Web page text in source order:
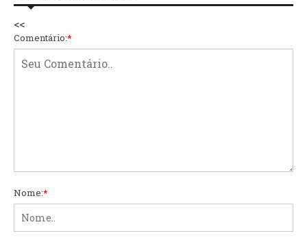
<<
Comentário:*
Nome:*